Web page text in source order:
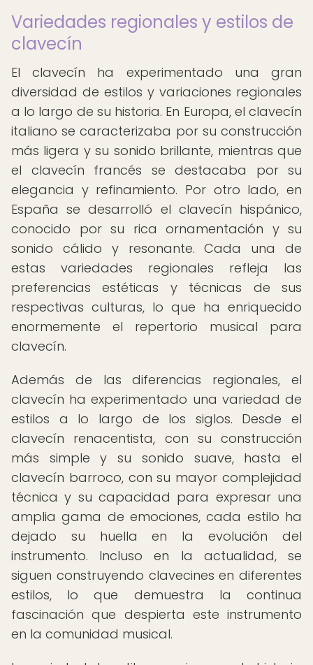
Variedades regionales y estilos de
clavecín
El clavecín ha experimentado una gran
diversidad de estilos y variaciones regionales
a lo largo de su historia. En Europa, el clavecín
italiano se caracterizaba por su construcción
más ligera y su sonido brillante, mientras que
el clavecín francés se destacaba por su
elegancia y refinamiento. Por otro lado, en
España se desarrolló el clavecín hispánico,
conocido por su rica ornamentación y su
sonido cálido y resonante. Cada una de
estas variedades regionales refleja las
preferencias estéticas y técnicas de sus
respectivas culturas, lo que ha enriquecido
enormemente el repertorio musical para
clavecín.
Además de las diferencias regionales, el
clavecín ha experimentado una variedad de
estilos a lo largo de los siglos. Desde el
clavecín renacentista, con su construcción
más simple y su sonido suave, hasta el
clavecín barroco, con su mayor complejidad
técnica y su capacidad para expresar una
amplia gama de emociones, cada estilo ha
dejado su huella en la evolución del
instrumento. Incluso en la actualidad, se
siguen construyendo clavecines en diferentes
estilos, lo que demuestra la continua
fascinación que despierta este instrumento
en la comunidad musical.